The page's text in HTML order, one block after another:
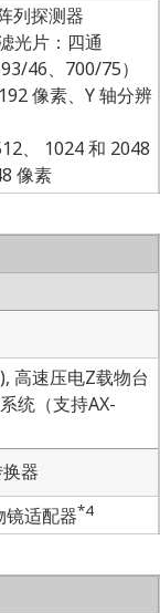
列探测器
光片：四通
46、700/75）
像素、Y 轴分辨
、 1024 和 2048
像素
高速压电Z载物台
统（支持AX-
器
镜适配器*4